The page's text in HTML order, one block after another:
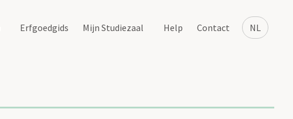
NL
Erfgoedgids Mijn Studiezaal Help Contact